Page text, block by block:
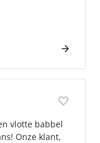
vlotte babbel
Onze klant,